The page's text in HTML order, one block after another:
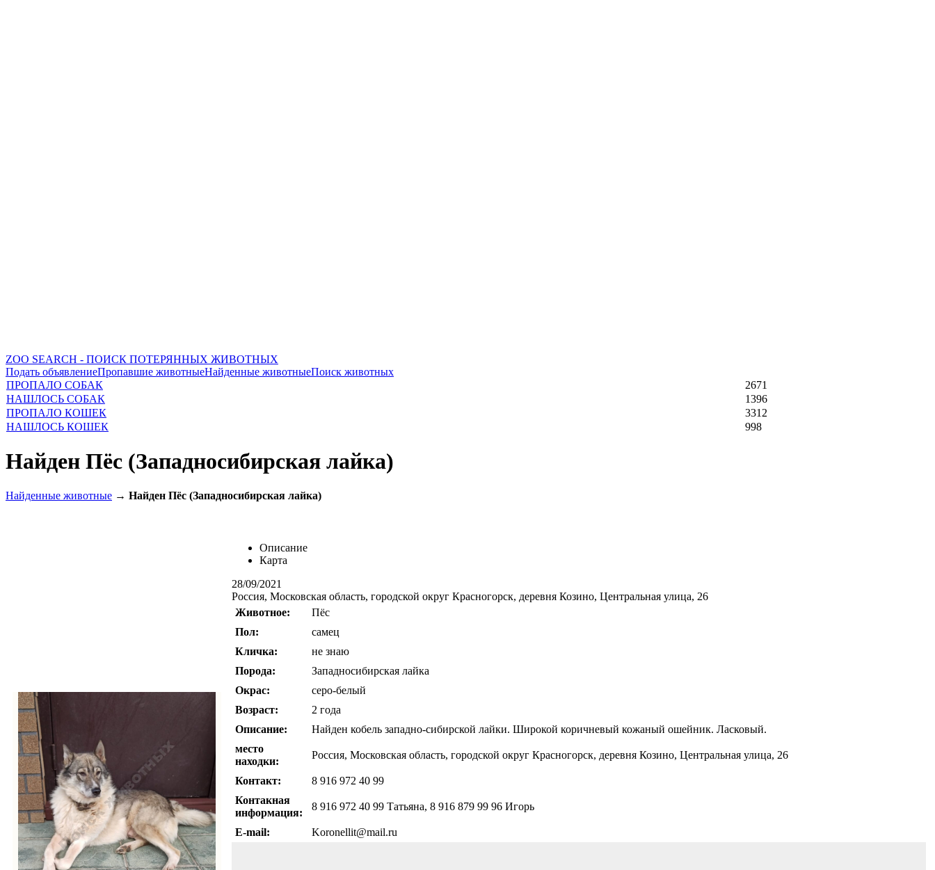
ZOO SEARCH - ПОИСК ПОТЕРЯННЫХ ЖИВОТНЫХ
Подать объявлениеПропавшие животныеНайденные животныеПоиск животных
ПРОПАЛО СОБАК
2671
НАШЛОСЬ СОБАК
1396
ПРОПАЛО КОШЕК
3312
НАШЛОСЬ КОШЕК
998
Найден Пёс (Западносибирская лайка)
Найденные животные → Найден Пёс (Западносибирская лайка)
Описание
Карта
28/09/2021
Россия, Московская область, городской округ Красногорск, деревня Козино, Центральная улица, 26
Животное:
Пёс
Пол:
самец
Кличка:
не знаю
Порода:
Западносибирская лайка
Окрас:
серо-белый
Возраст:
2 года
Описание:
Найден кобель западно-сибирской лайки. Широкой коричневый кожаный ошейник. Ласковый.
место
находки:
Россия, Московская область, городской округ Красногорск, деревня Козино, Центральная улица, 26
Контакт:
8 916 972 40 99
Контакная
информация:
8 916 972 40 99 Татьяна, 8 916 879 99 96 Игорь
E-mail: Koronellit@mail.ru